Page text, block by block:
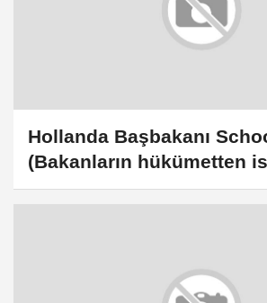
Hollanda Başbakanı
(Bakanların hükümetten
Saygıyla karşılıyoruz